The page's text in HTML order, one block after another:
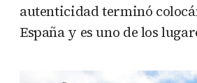
autenticidad terminó
España y es uno de los